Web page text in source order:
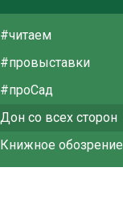
#читаем
#провыставки
#проСад
Дон со всех сторон
Книжное обозрение